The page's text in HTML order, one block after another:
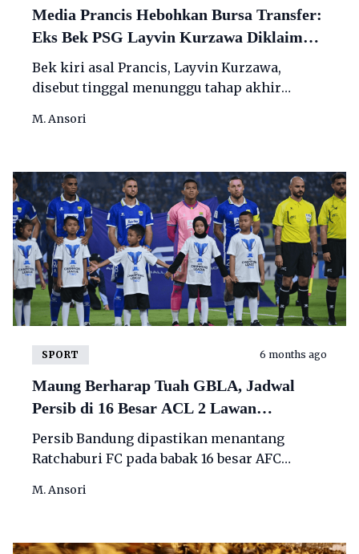
Media Prancis Hebohkan Bursa Transfer:
Eks Bek PSG Layvin Kurzawa Diklaim
Tinggal Selangkah ke Persib
Bek kiri asal Prancis, Layvin Kurzawa,
disebut tinggal menunggu tahap akhir
M. Ansori
SPORT 6 months ago
Maung Berharap Tuah GBLA, Jadwal
Persib di 16 Besar ACL 2 Lawan
Ratchaburi FC.
Persib Bandung dipastikan menantang
Ratchaburi FC pada babak 16 besar AFC
M. Ansori